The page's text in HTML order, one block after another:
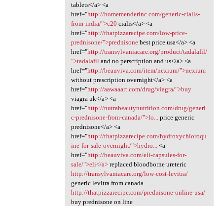
tablets</a> <a
href="http://homemenderinc.com/generic-cialis-
from-india/">c20 cialis</a> <a
href="http://thatpizzarecipe.com/low-price-
prednisone/">prednisonebest price usa</a> <a
href="http://transylvaniacare.org/product/tadalafil/
">tadalafil and no perscription and us</a> <a
href="http://beauviva.com/item/nexium/">nexium
without prescription overnight</a> <a
href="http://aawaaart.com/drug/viagra/">buy
viagra uk</a> <a
href="http://nutrabeautynutrition.com/drug/generi
c-prednisone-from-canada/">lo...
price generic
prednisone</a> <a
href="http://thatpizzarecipe.com/hydroxychloroqu
ine-for-sale-overnight/">hydro...
<a
href="http://beauviva.com/eli-capsules-for-
sale/">eli</a>replaced bloodborne ureteric
http://transylvaniacare.org/low-cost-levitra/
generic levitra from canada
http://thatpizzarecipe.com/prednisone-online-usa/
buy prednisone on line